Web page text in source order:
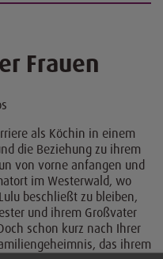
Frauen
als Köchin in einem
die Beziehung zu ihrem
von vorne anfangen und
im Westerwald, wo
beschließt zu bleiben,
und ihrem Großvater
schon kurz nach Ihrer
das ihrem